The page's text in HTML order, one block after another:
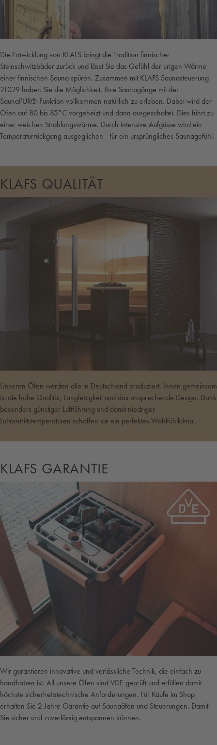
Die Entwicklung von KLAFS bringt die Tradition finnischer
Steinschwitzbäder zurück und lässt Sie das Gefühl der urigen Wärme
einer finnischen Sauna spüren. Zusammen mit KLAFS Saunasteuerung
21029 haben Sie die Möglichkeit, Ihre Saunagänge mit der
SaunaPUR®-Funktion vollkommen natürlich zu erleben. Dabei wird der
Ofen auf 80 bis 85°C vorgeheizt und dann ausgeschaltet. Dies führt zu
einer weichen Strahlungswärme. Durch intensive Aufgüsse wird ein
Temperaturrückgang ausgeglichen - für ein ursprüngliches Saunagefühl.
KLAFS QUALITÄT
Unseren Öfen werden alle in Deutschland produziert. Ihnen gemeinsam
ist die hohe Qualität, Langlebigkeit und das ansprechende Design. Dank
besonders günstiger Luftführung und damit niedriger
Luftaustrittstemperaturen schaffen sie ein perfektes Wohlfühlklima.
KLAFS GARANTIE
Wir garantieren innovative und verlässliche Technik, die einfach zu
handhaben ist. All unsere Öfen sind VDE geprüft und erfüllen damit
höchste sicherheitstechnische Anforderungen. Für Käufe im Shop
erhalten Sie 2 Jahre Garantie auf Saunaöfen und Steuerungen. Damit
Sie sicher und zuverlässig entspannen können.